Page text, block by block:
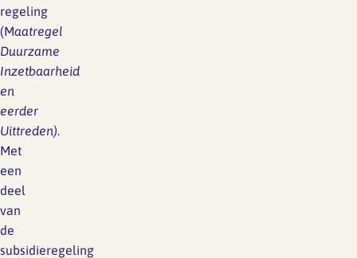
regeling
(Maatregel
Duurzame
Inzetbaarheid
en
eerder
Uittreden).
Met
een
deel
van
de
subsidieregeling